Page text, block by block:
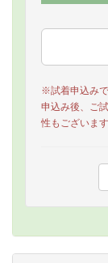
※試着申込み
申込み後、ご
性もございま